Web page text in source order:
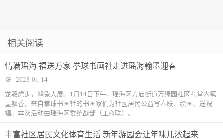
相关阅读
情满瑶海 福送万家 拳球书画社走进瑶海翰墨迎春
2023-01-14
龙骧虎步，鸿兔大展。1月14日下午，瑶海区方庙街道万绿园社区礼堂内笔
墨飘香，来自拳球书画社的书画家们为社区居民公益写春联、绘画、送祝
福。本次活动由瑶海区委统战部（工商联）、
丰富社区居民文化体育生活 新年游园会让年味儿浓起来